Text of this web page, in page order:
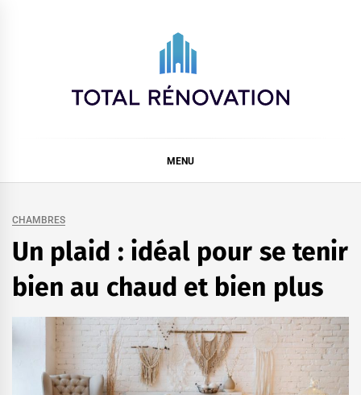
MENU
CHAMBRES
Un plaid : idéal pour se tenir
bien au chaud et bien plus